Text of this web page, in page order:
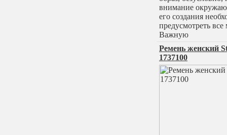
внимание
его создания
предусмотреть все
Важную
Ремень женский
1737100